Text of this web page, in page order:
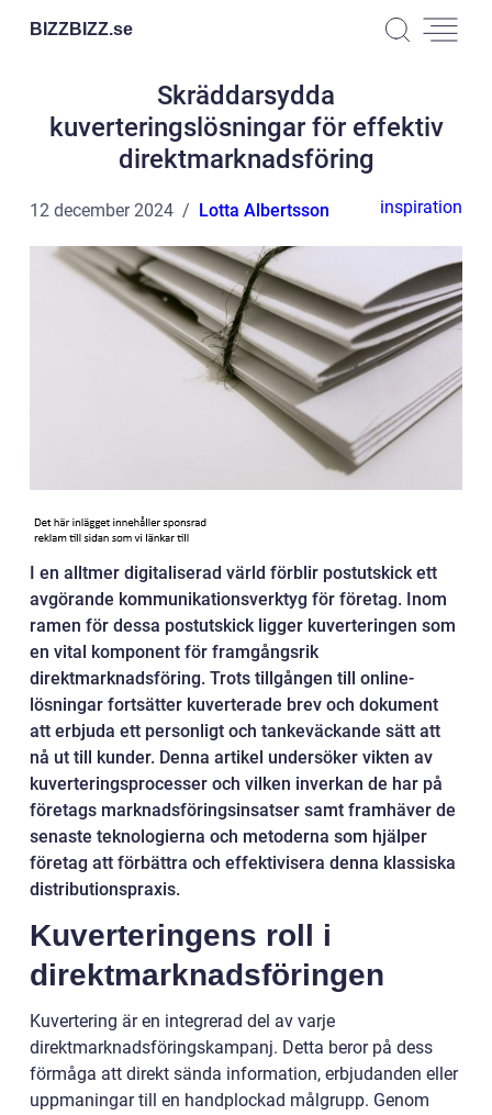
BIZZBIZZ.se
Skräddarsydda
kuverteringslösningar för effektiv
direktmarknadsföring
12 december 2024 Lotta Albertsson inspiration
I en alltmer digitaliserad värld förblir postutskick ett
avgörande kommunikationsverktyg för företag. Inom
ramen för dessa postutskick ligger kuverteringen som
en vital komponent för framgångsrik
direktmarknadsföring. Trots tillgången till online-
lösningar fortsätter kuverterade brev och dokument
att erbjuda ett personligt och tankeväckande sätt att
nå ut till kunder. Denna artikel undersöker vikten av
kuverteringsprocesser och vilken inverkan de har på
företags marknadsföringsinsatser samt framhäver de
senaste teknologierna och metoderna som hjälper
företag att förbättra och effektivisera denna klassiska
distributionspraxis.
Kuverteringens roll i
direktmarknadsföringen
Kuvertering är en integrerad del av varje
direktmarknadsföringskampanj. Detta beror på dess
förmåga att direkt sända information, erbjudanden eller
uppmaningar till en handplockad målgrupp. Genom